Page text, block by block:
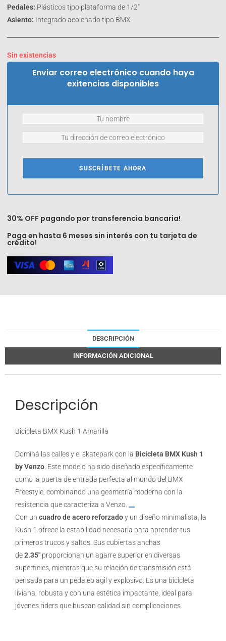
Pedales: Plásticos tipo plataforma de 1/2″
Asiento: Integrado acolchado tipo BMX
Sin existencias
Enviar correo electrónico cuando haya
exitencias disponibles
SUSCRÍBETE AHORA
30% OFF pagando por transferencia bancaria!
Paga en hasta 6 meses sin interés con tu tarjeta de
crédito!
DESCRIPCIÓN
INFORMACIÓN ADICIONAL
Descripción
Bicicleta BMX Kush 1 Amarilla
Dominá las calles y el skatepark con la Bicicleta BMX Kush 1
by Venzo . Este modelo ha sido diseñado específicamente
como la puerta de entrada perfecta al mundo del BMX
Freestyle, combinando una geometría moderna con la
resistencia que caracteriza a Venzo.
Con un cuadro de acero reforzadoy un diseño minimalista, la
Kush 1 ofrece la estabilidad necesaria para aprender tus
primeros trucos y saltos. Sus cubiertas anchas
de2.35″ proporcionan un agarre superior en diversas
superficies, mientras que su relación de transmisión está
pensada para un pedaleo ágil y explosivo. Es una bicicleta
liviana, robusta y con una estética impactante, ideal para
jóvenes riders que buscan calidad sin complicaciones.